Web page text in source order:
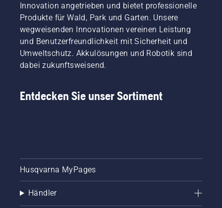
Innovation angetrieben und bietet professionelle
Produkte für Wald, Park und Garten. Unsere
wegweisenden Innovationen vereinen Leistung
und Benutzerfreundlichkeit mit Sicherheit und
Umweltschutz. Akkulösungen und Robotik sind
dabei zukunftsweisend.
Entdecken Sie unser Sortiment
Husqvarna MyPages
Händler